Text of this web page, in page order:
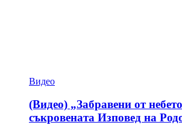
Видео
(Видео) „Забравени от
съкровената Изповед на